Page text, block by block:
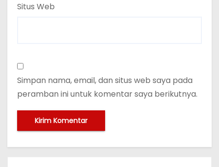
Situs Web
Simpan nama, email, dan situs web saya pada
peramban ini untuk komentar saya berikutnya.